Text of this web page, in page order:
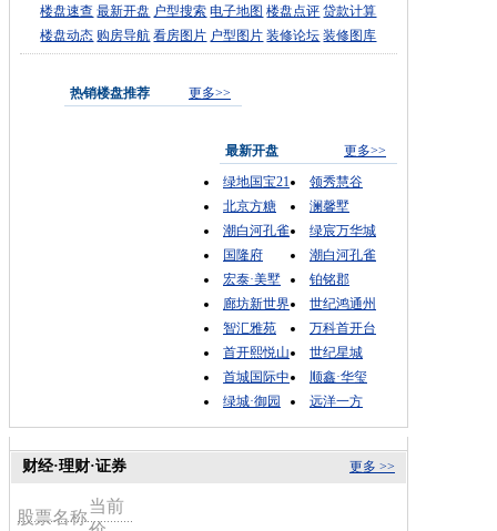
楼盘速查 最新开盘 户型搜索 电子地图 楼盘点评 贷款计算
楼盘动态 购房导航 看房图片 户型图片 装修论坛 装修图库
热销楼盘推荐 更多>>
最新开盘
更多>>
绿地国宝21
领秀慧谷
北京方糖
澜馨墅
潮白河孔雀
绿宸万华城
国隆府
潮白河孔雀
宏泰·美墅
铂铭郡
廊坊新世界
世纪鸿通州
智汇雅苑
万科首开台
首开熙悦山
世纪星城
首城国际中
顺鑫·华玺
绿城·御园
远洋一方
更多 >>
财经·理财·证券
股票名称
当前